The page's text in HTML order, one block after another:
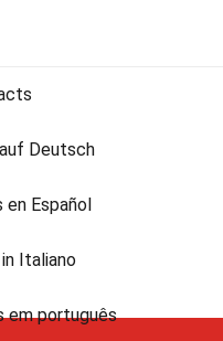
Deutsch
Español
Italiano
português